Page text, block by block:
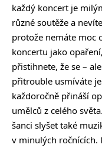
každý koncert je
různé soutěže a
protože nemáte moc
koncertu jako
přistihnete, že se –
přitrouble usmíváte
každoročně přináší
umělců z celého
šanci slyšet také
v minulých ročnících.